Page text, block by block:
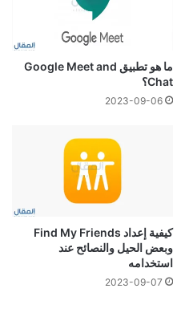
ما هو تطبيق Google Meet and
Chat؟
2023-09-06
كيفية إعداد Find My Friends
وبعض الحيل والنصائح عند
استخدامه
2023-09-07